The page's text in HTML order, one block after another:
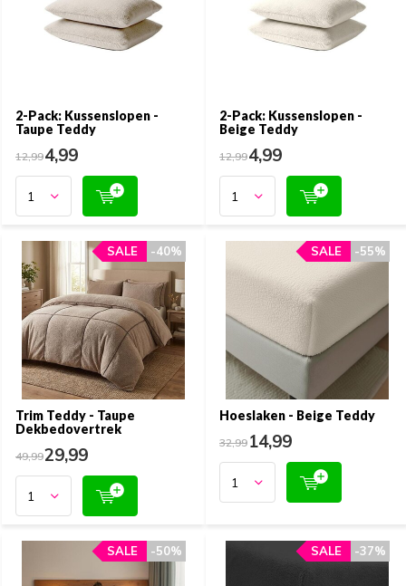
2-Pack: Kussenslopen -
Taupe Teddy
12,994,99
2-Pack: Kussenslopen -
Beige Teddy
12,994,99
Trim Teddy - Taupe
Dekbedovertrek
49,9929,99
-40%
SALE -40%
SALE
Hoeslaken - Beige Teddy
32,9914,99
-55%
SALE -55%
SALE
-50%
SALE -50%
SALE -37%
SALE -37%
SALE